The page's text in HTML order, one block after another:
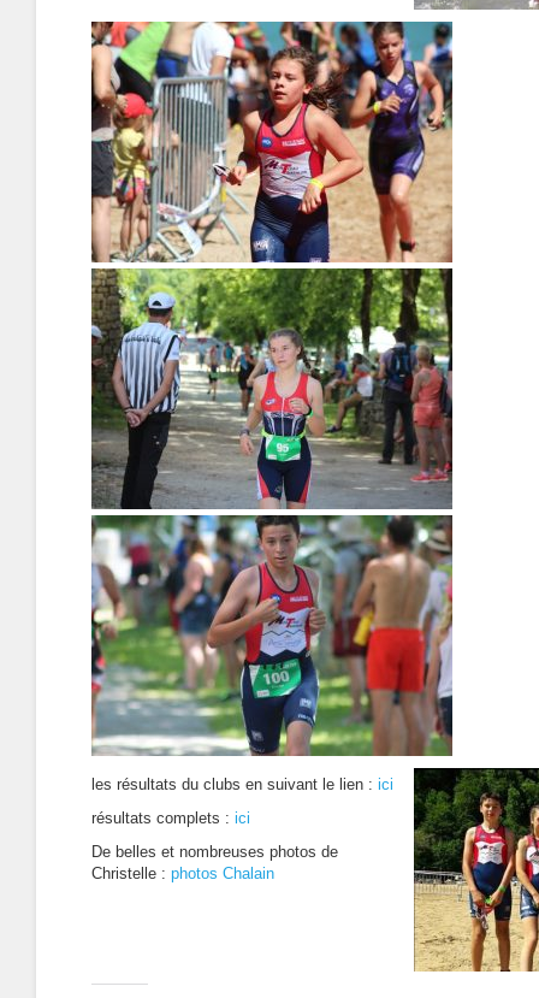
les résultats du clubs en suivant le lien : ici
résultats complets : ici
De belles et nombreuses photos de
Christelle : photos Chalain